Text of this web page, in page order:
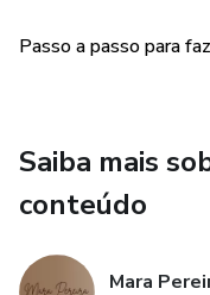
Passo a passo para
Saiba mais
conteúdo
Mara